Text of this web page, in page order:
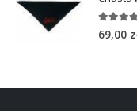
5.00
69,00